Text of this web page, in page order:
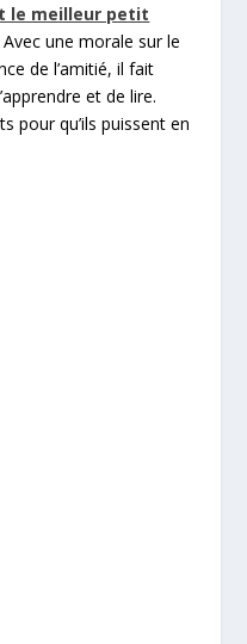
le meilleur petit
Avec une morale sur le
de l’amitié, il fait
et de lire.
pour qu’ils puissent en